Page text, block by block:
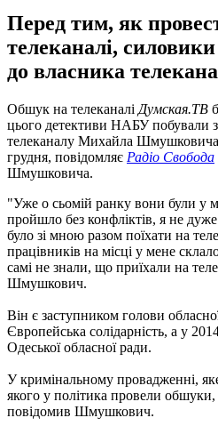
Перед тим, як
телеканалі,
до власника
Обшук на телеканалі Думская.ТВ
цього детективи НАБУ побували
телеканалу Михайла
грудня, повідомляє Радіо Свобода
Шмушковича.
"Уже о сьомій ранку вони були у
пройшло без конфліктів, я не
було зі мною разом поїхати на
працівників на місці у мене
самі не знали, що приїхали на
Шмушкович.
Він є заступником голови обласної
Європейська солідарність, а у
Одеської обласної ради.
У кримінальному провадженні,
якого у політика провели обшуки,
повідомив Шмушкович.